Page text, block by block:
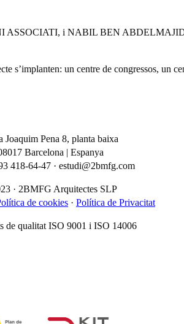
i NABIL BEN ABDELMAJID
un centre de congressos, un
Joaquim Pena 8, planta baixa
Barcelona | Espanya
418-64-47 · estudi@2bmfg.com
· 2BMFG Arquitectes SLP
de cookies · Política de Privacitat
de qualitat ISO 9001 i ISO 14006